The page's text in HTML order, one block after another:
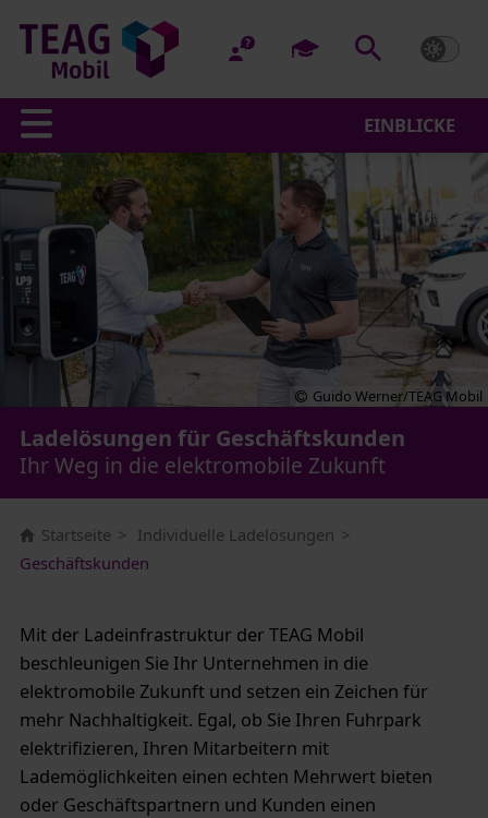
EINBLICKE
Guido Werner/TEAG Mobil
Ladelösungen für Geschäftskunden
Ihr Weg in die elektromobile Zukunft
Startseite
Individuelle Ladelösungen
Geschäftskunden
Mit der Ladeinfrastruktur der TEAG Mobil
beschleunigen Sie Ihr Unternehmen in die
elektromobile Zukunft und setzen ein Zeichen für
mehr Nachhaltigkeit. Egal, ob Sie Ihren Fuhrpark
elektrifizieren, Ihren Mitarbeitern mit
Lademöglichkeiten einen echten Mehrwert bieten
oder Geschäftspartnern und Kunden einen